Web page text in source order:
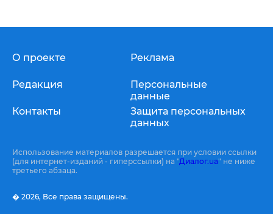
О проекте
Редакция
Контакты
Реклама
Персональные
данные
Защита персональных
данных
Использование материалов разрешается при условии ссылки
(для интернет-изданий - гиперссылки) на "Диалог.ua" не ниже
третьего абзаца.
� 2026, Все права защищены.